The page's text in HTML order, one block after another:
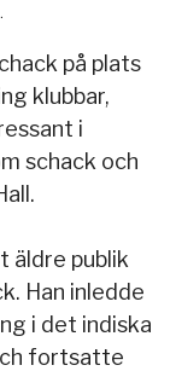
på plats
klubbar,
i
schack och
äldre publik
Han inledde
i det indiska
fortsatte